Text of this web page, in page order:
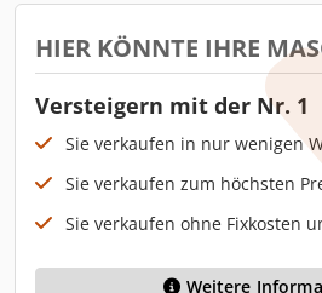
HIER KÖNNTE IHRE
Versteigern mit der Nr. 1
Sie verkaufen in nur wenigen
Sie verkaufen zum höchsten
Sie verkaufen ohne Fixkosten
Weitere